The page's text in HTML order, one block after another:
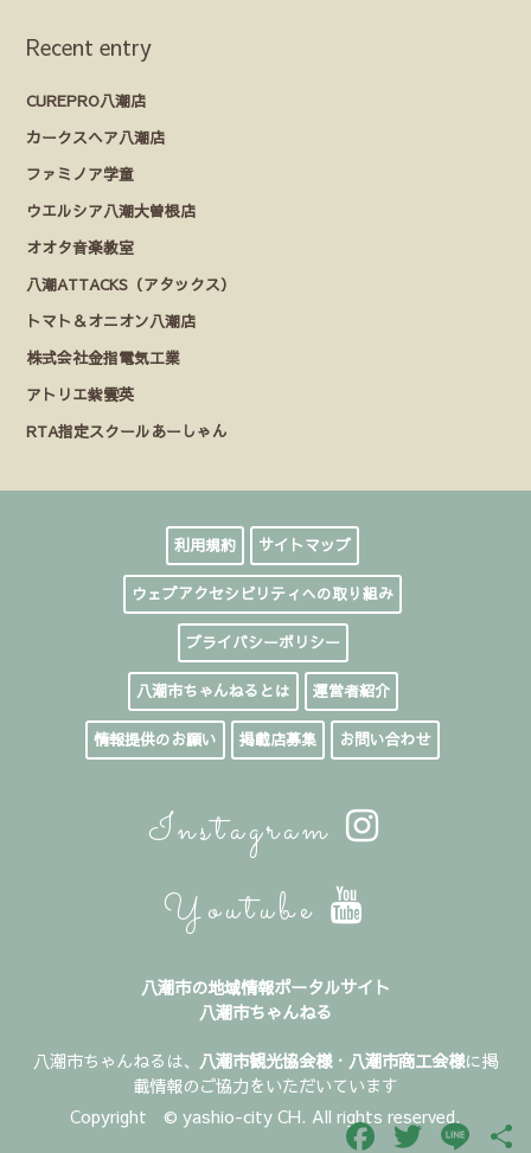
Recent entry
CUREPRO八潮店
カークスヘア八潮店
ファミノア学童
ウエルシア八潮大曽根店
オオタ音楽教室
八潮ATTACKS（アタックス）
トマト＆オニオン八潮店
株式会社金指電気工業
アトリエ紫雲英
RTA指定スクールあーしゃん
利用規約 サイトマップ
ウェブアクセシビリティへの取り組み
プライバシーポリシー
八潮市ちゃんねるとは 運営者紹介
情報提供のお願い 掲載店募集 お問い合わせ
Instagram
Youtube
八潮市の地域情報ポータルサイト
八潮市ちゃんねる
八潮市ちゃんねるは、 八潮市観光協会様・ 八潮市商工会様に掲
載情報のご協力をいただいています
Copyright © yashio-city CH. All rights reserved.
Facebook
TwitterLine